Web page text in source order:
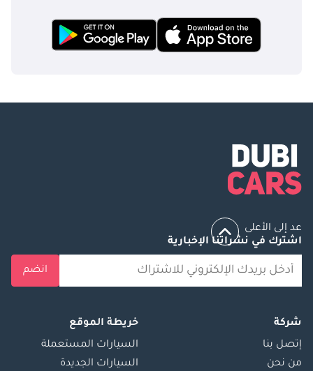
عد إلى الأعلى
اشترك في نشراتنا الإخبارية
انضم
شركة
إتصل بنا
من نحن
خريطة الموقع
السيارات المستعملة
السيارات الجديدة